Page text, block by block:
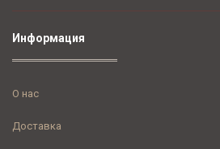
Информация
О нас
Доставка